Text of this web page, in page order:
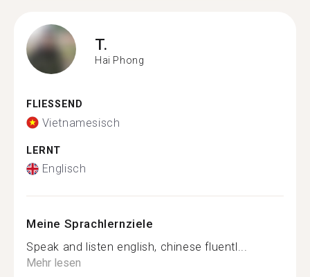
T.
Hai Phong
FLIESSEND
Vietnamesisch
LERNT
Englisch
Meine Sprachlernziele
Speak and listen english, chinese fluentl...
Mehr lesen